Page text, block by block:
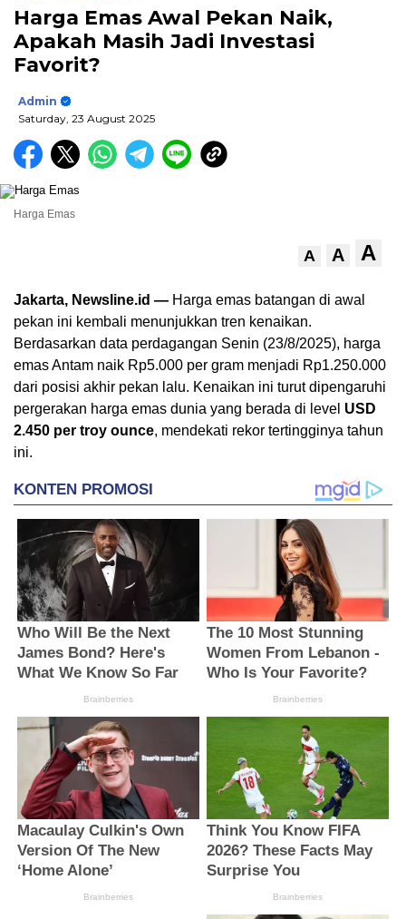
Harga Emas Awal Pekan Naik,
Apakah Masih Jadi Investasi
Favorit?
Admin
Saturday, 23 August 2025
Harga Emas
A A A
Jakarta, Newsline.id — Harga emas batangan di awal
pekan ini kembali menunjukkan tren kenaikan.
Berdasarkan data perdagangan Senin (23/8/2025), harga
emas Antam naik Rp5.000 per gram menjadi Rp1.250.000
dari posisi akhir pekan lalu. Kenaikan ini turut dipengaruhi
pergerakan harga emas dunia yang berada di level USD
2.450 per troy ounce, mendekati rekor tertingginya tahun
ini.